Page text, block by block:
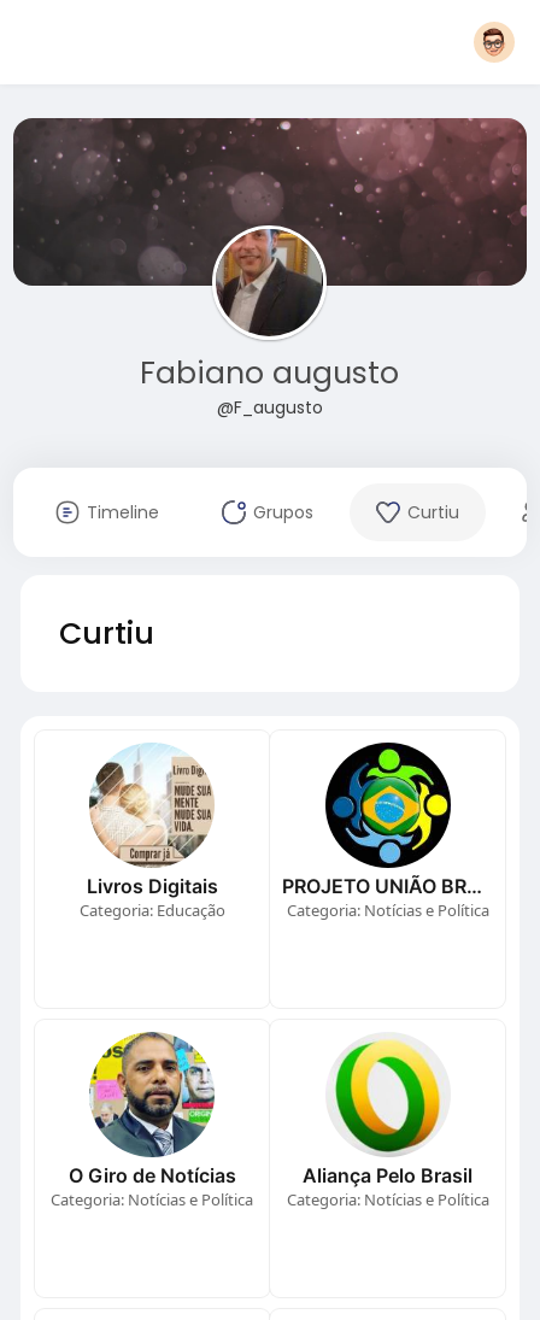
Fabiano augusto
@F_augusto
Timeline Grupos Curtiu
Curtiu
Livros Digitais
Categoria: Educação
PROJETO UNIÃO BRASIL
Categoria: Notícias e Política
O Giro de Notícias
Categoria: Notícias e Política
Aliança Pelo Brasil
Categoria: Notícias e Política